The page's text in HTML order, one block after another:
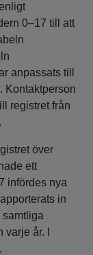
0–17 till att
anpassats till
Kontaktperson
registret från
över
ett
infördes nya
in
samtliga
år. I